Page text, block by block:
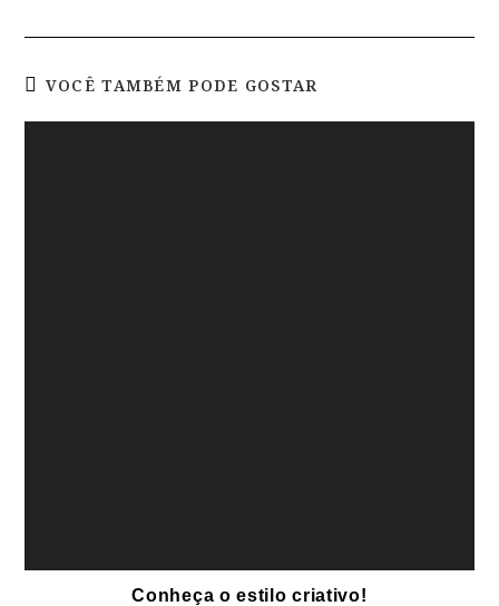
VOCÊ TAMBÉM PODE GOSTAR
Conheça o estilo criativo!